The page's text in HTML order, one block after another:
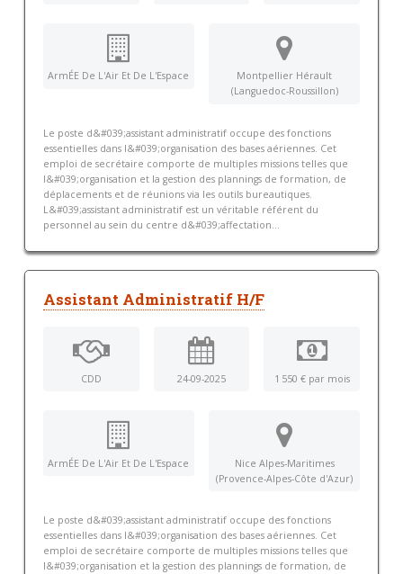
ArmÉE De L'Air Et De L'Espace
Montpellier Hérault
(Languedoc-Roussillon)
Le poste d&#039;assistant administratif occupe des fonctions
essentielles dans l&#039;organisation des bases aériennes. Cet
emploi de secrétaire comporte de multiples missions telles que
l&#039;organisation et la gestion des plannings de formation, de
déplacements et de réunions via les outils bureautiques.
L&#039;assistant administratif est un véritable référent du
personnel au sein du centre d&#039;affectation...
Assistant Administratif H/F
CDD 24-09-2025 1 550 € par mois
ArmÉE De L'Air Et De L'Espace
Nice Alpes-Maritimes
(Provence-Alpes-Côte d'Azur)
Le poste d&#039;assistant administratif occupe des fonctions
essentielles dans l&#039;organisation des bases aériennes. Cet
emploi de secrétaire comporte de multiples missions telles que
l&#039;organisation et la gestion des plannings de formation, de